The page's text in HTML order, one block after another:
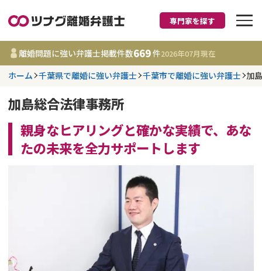
離婚に強い弁護士
都道府県を選択
更新日 :2026年07月31日
相談内容で探す
離婚前相談
離婚裁判
費用相場
コラム
財産分与
専門家を探す
離婚問題に強い弁護士掲載件数669件2026年07月現在
ホーム 千葉県で離婚に強い弁護士 千葉市で離婚に強い弁護士 加
加島総合法律事務所
親身なヒアリングと確かな実績で、あな
たの未来を全力サポートします